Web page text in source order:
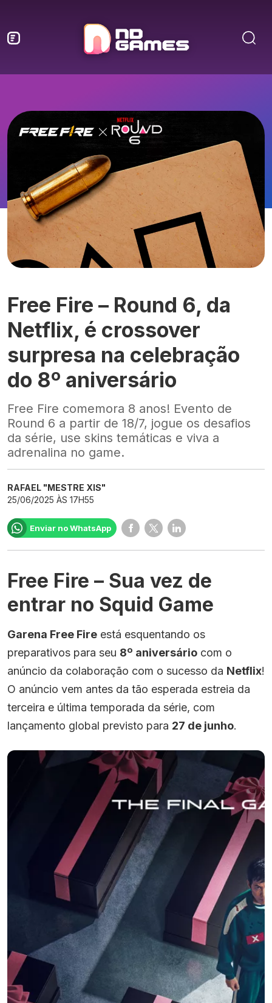
Free Fire – Round 6, da
Netflix, é crossover
surpresa na celebração
do 8º aniversário
Free Fire comemora 8 anos! Evento de
Round 6 a partir de 18/7, jogue os desafios
da série, use skins temáticas e viva a
adrenalina no game.
RAFAEL "MESTRE XIS"
25/06/2025 ÀS 17H55
Enviar no WhatsApp
Free Fire – Sua vez de
entrar no Squid Game
Garena Free Fire está esquentando os
preparativos para seu 8º aniversário com o
anúncio da colaboração com o sucesso da Netflix!
O anúncio vem antes da tão esperada estreia da
terceira e última temporada da série, com
lançamento global previsto para 27 de junho.